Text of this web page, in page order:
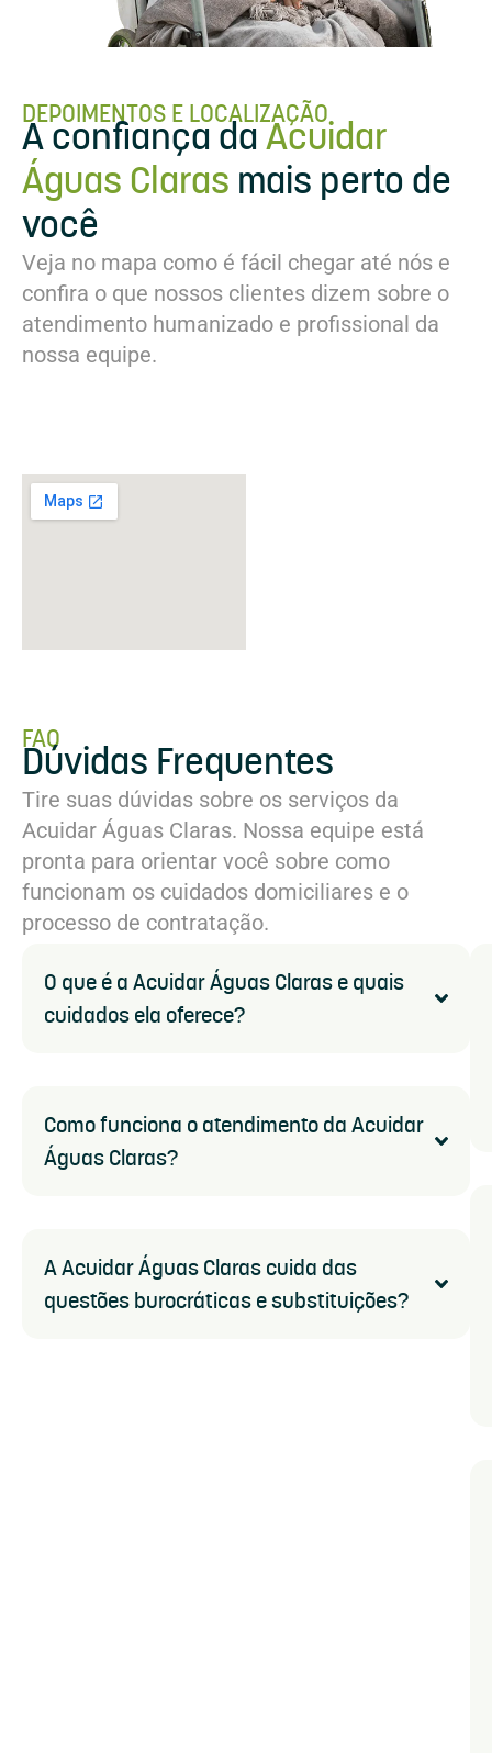
DEPOIMENTOS E LOCALIZAÇÃO
A confiança daAcuidar
Águas Claras mais perto de
você
Veja no mapa como é fácil chegar até nós e
confira o que nossos clientes dizem sobre o
atendimento humanizado e profissional da
nossa equipe.
FAQ
Dúvidas Frequentes
Tire suas dúvidas sobre os serviços da
Acuidar Águas Claras. Nossa equipe está
pronta para orientar você sobre como
funcionam os cuidados domiciliares e o
processo de contratação.
O que é a Acuidar Águas Claras e quais
cuidados ela oferece?
Como funciona o atendimento da Acuidar
Águas Claras?
A Acuidar Águas Claras cuida das
questões burocráticas e substituições?